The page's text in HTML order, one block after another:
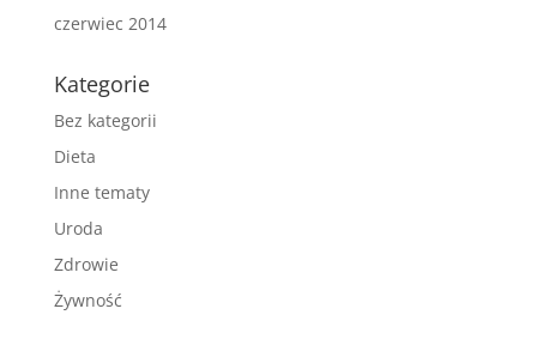
czerwiec 2014
Kategorie
Bez kategorii
Dieta
Inne tematy
Uroda
Zdrowie
Żywność